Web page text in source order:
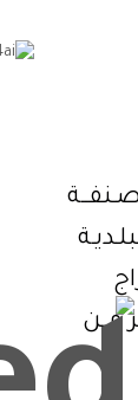
البلـديـة
مــن